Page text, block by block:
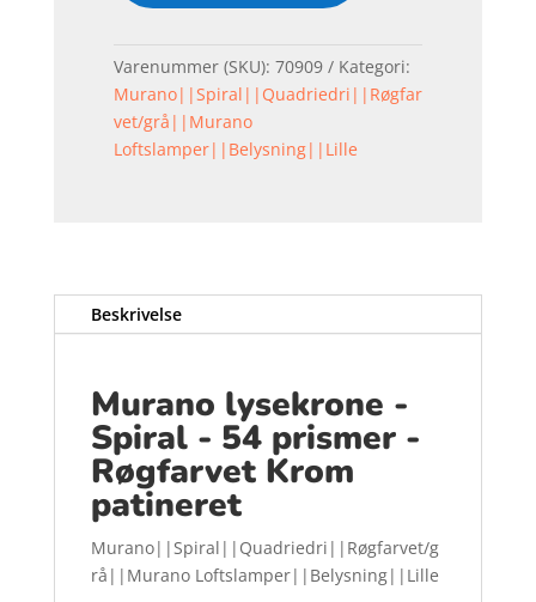
Varenummer (SKU): 70909
Kategori:
Murano||Spiral||Quadriedri||Røgfar
vet/grå||Murano
Loftslamper||Belysning||Lille
Beskrivelse
Murano lysekrone -
Spiral - 54 prismer -
Røgfarvet Krom
patineret
Murano||Spiral||Quadriedri||Røgfarvet/g
rå||Murano Loftslamper||Belysning||Lille